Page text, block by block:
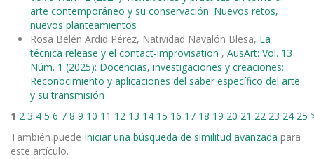
arte contemporáneo y su conservación: Nuevos retos,
nuevos planteamientos
Rosa Belén Ardid Pérez, Natividad Navalón Blesa, La
técnica release y el contact-improvisation , AusArt: Vol. 13
Núm. 1 (2025): Docencias, investigaciones y creaciones:
Reconocimiento y aplicaciones del saber específico del arte
y su transmisión
1 2 3 4 5 6 7 8 9 10 11 12 13 14 15 16 17 18 19 20 21 22 23 24 25
También puede Iniciar una búsqueda de similitud avanzada para
este artículo.